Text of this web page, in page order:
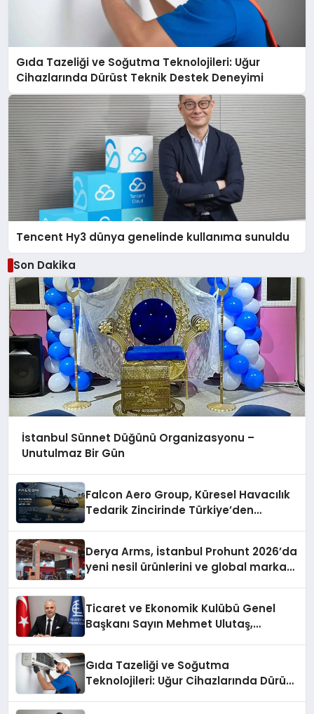
Gıda Tazeliği ve Soğutma Teknolojileri: Uğur
Cihazlarında Dürüst Teknik Destek Deneyimi
Tencent Hy3 dünya genelinde kullanıma sunuldu
Son Dakika
İstanbul Sünnet Düğünü Organizasyonu –
Unutulmaz Bir Gün
Falcon Aero Group, Küresel Havacılık
Tedarik Zincirinde Türkiye’den
Derya Arms, İstanbul Prohunt 2026’da
yeni nesil ürünlerini ve global marka
Ticaret ve Ekonomik Kulübü Genel
Başkanı Sayın Mehmet Ulutaş,
Gıda Tazeliği ve Soğutma
Teknolojileri: Uğur Cihazlarında Dürüst